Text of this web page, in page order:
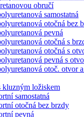
obručí
samostatná
otočná bez
pevná
otočná s
otočná s
pevná s
otoč. otvor
kluzným ložiskem
samostatná
otočná bez brzdy
pevná